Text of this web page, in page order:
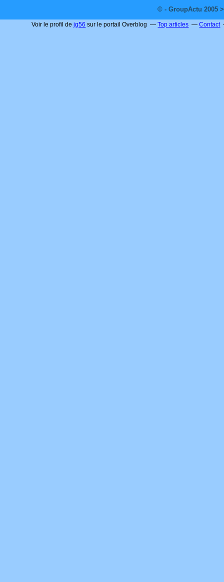
© - GroupActu 2005
Voir le profil dejg56 sur le portail Overblog Top articles Contact